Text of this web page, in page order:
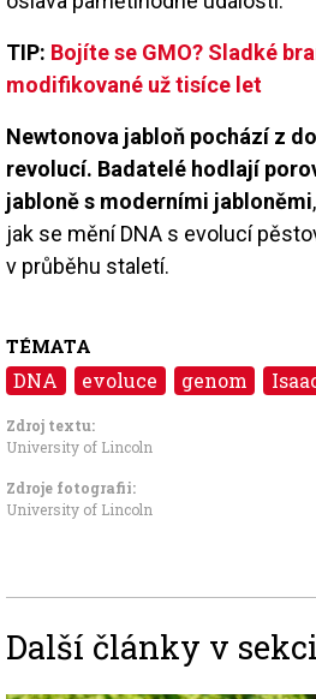
TIP: Bojíte se GMO? Sladké
modifikované už tisíce let
Newtonova jabloň pochází z
revolucí. Badatelé hodlají
jabloně s moderními jabloněmi
jak se mění DNA s evolucí
v průběhu staletí.
TÉMATA
DNA evoluce genom
Zdroj textu:
University of Lincoln
Zdroje fotografii:
University of Lincoln
Další články v sekci